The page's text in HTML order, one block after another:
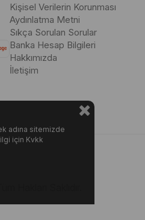
Kişisel Verilerin Korunması
Aydınlatma Metni
Sıkça Sorulan Sorular
Banka Hesap Bilgileri
Hakkımızda
İletişim
Hakları Saklıdır.
adına sitemizde
için Kvkk